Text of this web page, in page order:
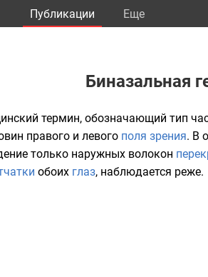
Публикации Eще
Биназальная
термин, обозначающий тип
правого и левого поля зрения. В
только наружных волокон
обоих глаз, наблюдается реже.